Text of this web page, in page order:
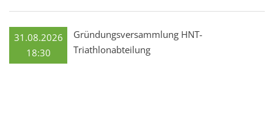
31.08.2026
18:30
Gründungsversammlung HNT-
Triathlonabteilung